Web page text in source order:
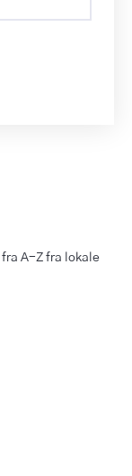
A-Z fra lokale